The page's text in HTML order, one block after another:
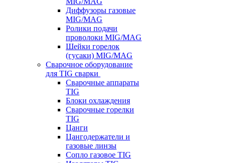
Диффузоры газовые
MIG/MAG
Ролики подачи
проволоки MIG/MAG
Шейки горелок
(гусаки) MIG/MAG
Сварочное оборудование
для TIG сварки
Сварочные аппараты
TIG
Блоки охлаждения
Сварочные горелки
TIG
Цанги
Цангодержатели и
газовые линзы
Сопло газовое TIG